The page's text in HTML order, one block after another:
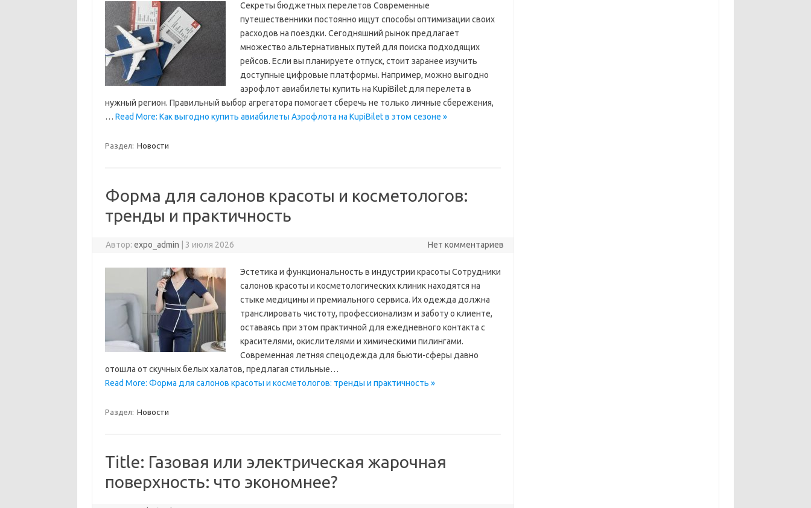
Секреты бюджетных перелетов Современные
путешественники постоянно ищут способы оптимизации своих
расходов на поездки. Сегодняшний рынок предлагает
множество альтернативных путей для поиска подходящих
рейсов. Если вы планируете отпуск, стоит заранее изучить
доступные цифровые платформы. Например, можно выгодно
аэрофлот авиабилеты купить на KupiBilet для перелета в
нужный регион. Правильный выбор агрегатора помогает сберечь не только личные сбережения,
… Read More: Как выгодно купить авиабилеты Аэрофлота на KupiBilet в этом сезоне »
Раздел: Новости
Форма для салонов красоты и косметологов:
тренды и практичность
Автор:expo_admin 3 июля 2026 Нет комментариев
Эстетика и функциональность в индустрии красоты Сотрудники
салонов красоты и косметологических клиник находятся на
стыке медицины и премиального сервиса. Их одежда должна
транслировать чистоту, профессионализм и заботу о клиенте,
оставаясь при этом практичной для ежедневного контакта с
красителями, окислителями и химическими пилингами.
Современная летняя спецодежда для бьюти-сферы давно
отошла от скучных белых халатов, предлагая стильные…
Read More: Форма для салонов красоты и косметологов: тренды и практичность »
Раздел: Новости
Title: Газовая или электрическая жарочная
поверхность: что экономнее?